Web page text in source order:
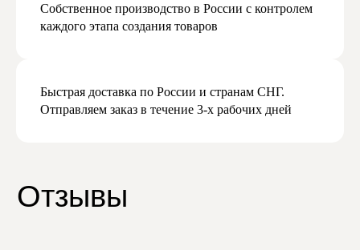
Собственное производство в России с контролем
каждого этапа создания товаров
Быстрая доставка по России и странам СНГ.
Отправляем заказ в течение 3-х рабочих дней